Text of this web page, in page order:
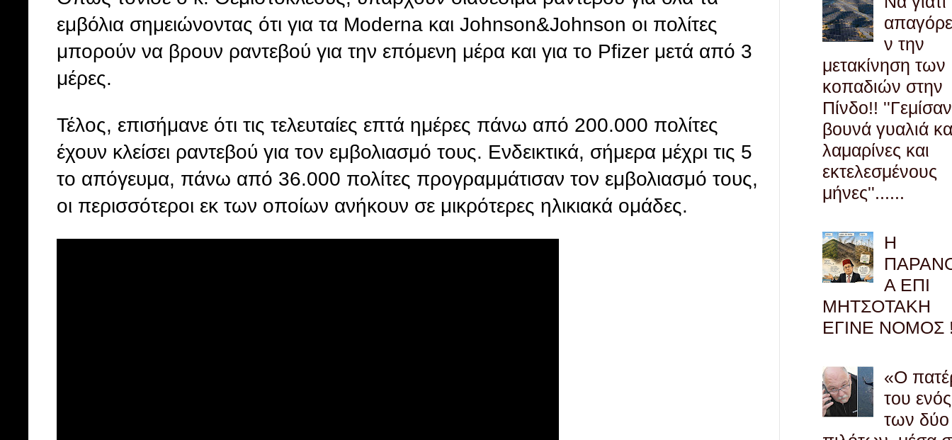
εμβόλια σημειώνοντας ότι για τα Moderna και Johnson&Johnson οι πολίτες
μπορούν να βρουν ραντεβού για την επόμενη μέρα και για το Pfizer μετά από 3
μέρες.
Τέλος, επισήμανε ότι τις τελευταίες επτά ημέρες πάνω από 200.000 πολίτες
έχουν κλείσει ραντεβού για τον εμβολιασμό τους. Ενδεικτικά, σήμερα μέχρι τις 5
το απόγευμα, πάνω από 36.000 πολίτες προγραμμάτισαν τον εμβολιασμό τους,
οι περισσότεροι εκ των οποίων ανήκουν σε μικρότερες ηλικιακά ομάδες.
ν την
μετακίνηση των
κοπαδιών στην
Πίνδο!!
βουνά γυαλιά
λαμαρίνες και
εκτελεσμένους
μήνες''......
Η
Α ΕΠΙ
ΜΗΤΣΟΤΑΚΗ
ΕΓΙΝΕ ΝΟΜΟΣ
«Ο
του
των δύο